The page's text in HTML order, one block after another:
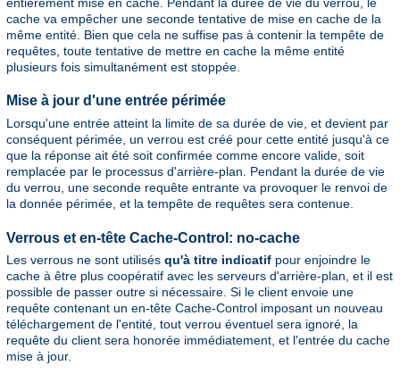
cache va empêcher une seconde tentative de mise en cache de la
même entité. Bien que cela ne suffise pas à contenir la tempête de
requêtes, toute tentative de mettre en cache la même entité
plusieurs fois simultanément est stoppée.
Mise à jour d'une entrée périmée
Lorsqu'une entrée atteint la limite de sa durée de vie, et devient par
conséquent périmée, un verrou est créé pour cette entité jusqu'à ce
que la réponse ait été soit confirmée comme encore valide, soit
remplacée par le processus d'arrière-plan. Pendant la durée de vie
du verrou, une seconde requête entrante va provoquer le renvoi de
la donnée périmée, et la tempête de requêtes sera contenue.
Verrous et en-tête Cache-Control: no-cache
Les verrous ne sont utilisés qu'à titre indicatif pour enjoindre le
cache à être plus coopératif avec les serveurs d'arrière-plan, et il est
possible de passer outre si nécessaire. Si le client envoie une
requête contenant un en-tête Cache-Control imposant un nouveau
téléchargement de l'entité, tout verrou éventuel sera ignoré, la
requête du client sera honorée immédiatement, et l'entrée du cache
mise à jour.